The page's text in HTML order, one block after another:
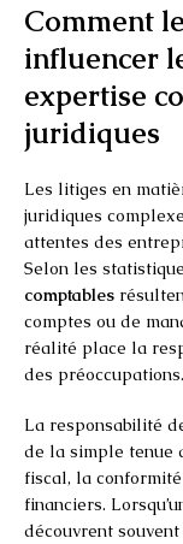
Comment
influencer
expertise
juridiques
Les litiges en
juridiques
attentes des
Selon les
comptables
comptes ou de
réalité place la
des préoccupations.
La responsabilité
de la simple tenue
fiscal, la
financiers.
découvrent